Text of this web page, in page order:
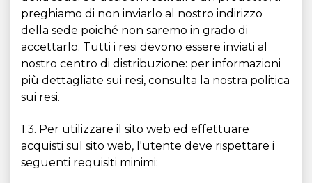
preghiamo di non inviarlo al nostro indirizzo
della sede poiché non saremo in grado di
accettarlo. Tutti i resi devono essere inviati al
nostro centro di distribuzione: per informazioni
più dettagliate sui resi, consulta la nostra politica
sui resi.
1.3. Per utilizzare il sito web ed effettuare
acquisti sul sito web, l'utente deve rispettare i
seguenti requisiti minimi: